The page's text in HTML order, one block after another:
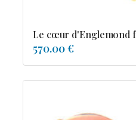
Diamants
Emeraude
Pierres de couleur
Le cœur d'Englemond
570.00 €